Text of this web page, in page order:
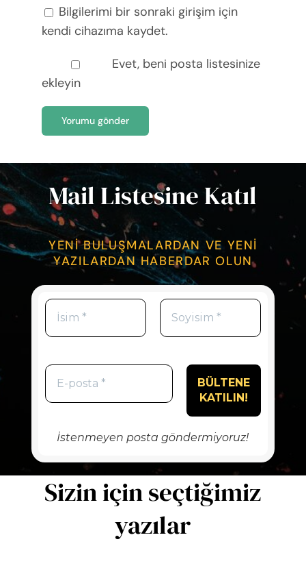
Bilgilerimi bir sonraki girişim için
kendi cihazıma kaydet.
Evet, beni posta listesinize
ekleyin
Mail Listesine Katıl
YENİ BULUŞMALARDAN VE YENİ
YAZILARDAN HABERDAR OLUN
İstenmeyen posta göndermiyoruz!
Sizin için seçtiğimiz
yazılar